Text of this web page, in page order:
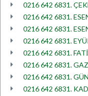
0216 642 6831.
0216 642 6831.
0216 642 6831.
0216 642 6831.
0216 642 6831.
0216 642 6831.
0216 642 6831.
0216 642 6831.